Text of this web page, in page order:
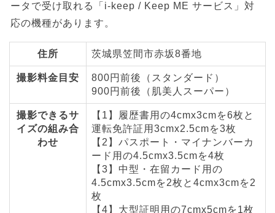
ータで受け取れる「i-keep / Keep ME サービス」対
応の機種があります。
住所 茨城県笠間市赤坂8番地
撮影料金目安
800円前後（スタンダード）
900円前後（肌美人スーパー）
撮影できるサ
イズの組み合
わせ
【1】履歴書用の4cmx3cmを6枚と
運転免許証用3cmx2.5cmを3枚
【2】パスポート・マイナンバーカ
ード用の4.5cmx3.5cmを4枚
【3】中型・在留カード用の
4.5cmx3.5cmを2枚と4cmx3cmを2
枚
【4】大型証明用の7cmx5cmを1枚